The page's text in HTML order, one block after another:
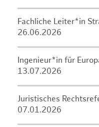
Fachliche Leiter*in
26.06.2026
Ingenieur*in für
13.07.2026
Juristisches
07.01.2026